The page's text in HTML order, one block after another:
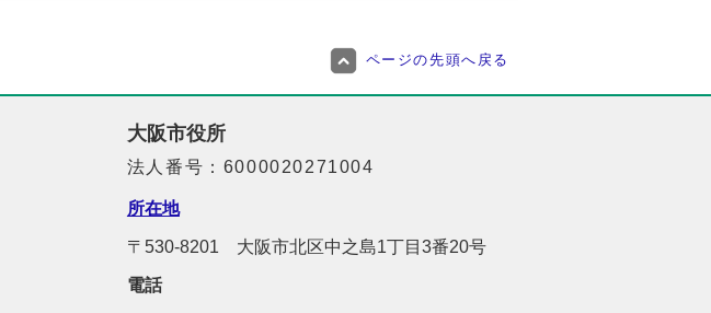
ページの先頭へ戻る
大阪市役所
法人番号：6000020271004
所在地
〒530-8201 大阪市北区中之島1丁目3番20号
電話